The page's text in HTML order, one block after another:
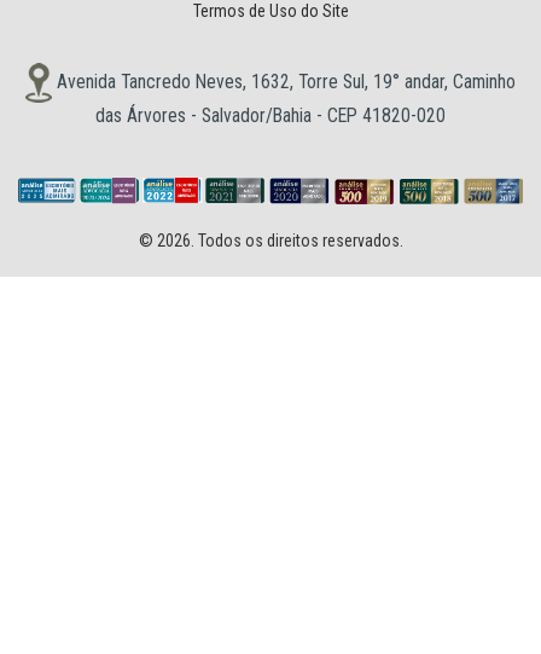
Termos de Uso do Site
Avenida Tancredo Neves, 1632, Torre Sul, 19° andar, Caminho
das Árvores - Salvador/Bahia - CEP 41820-020
© 2026. Todos os direitos reservados.